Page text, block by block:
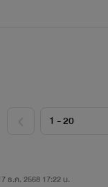
ธ.ค. 2568 17:22 น.